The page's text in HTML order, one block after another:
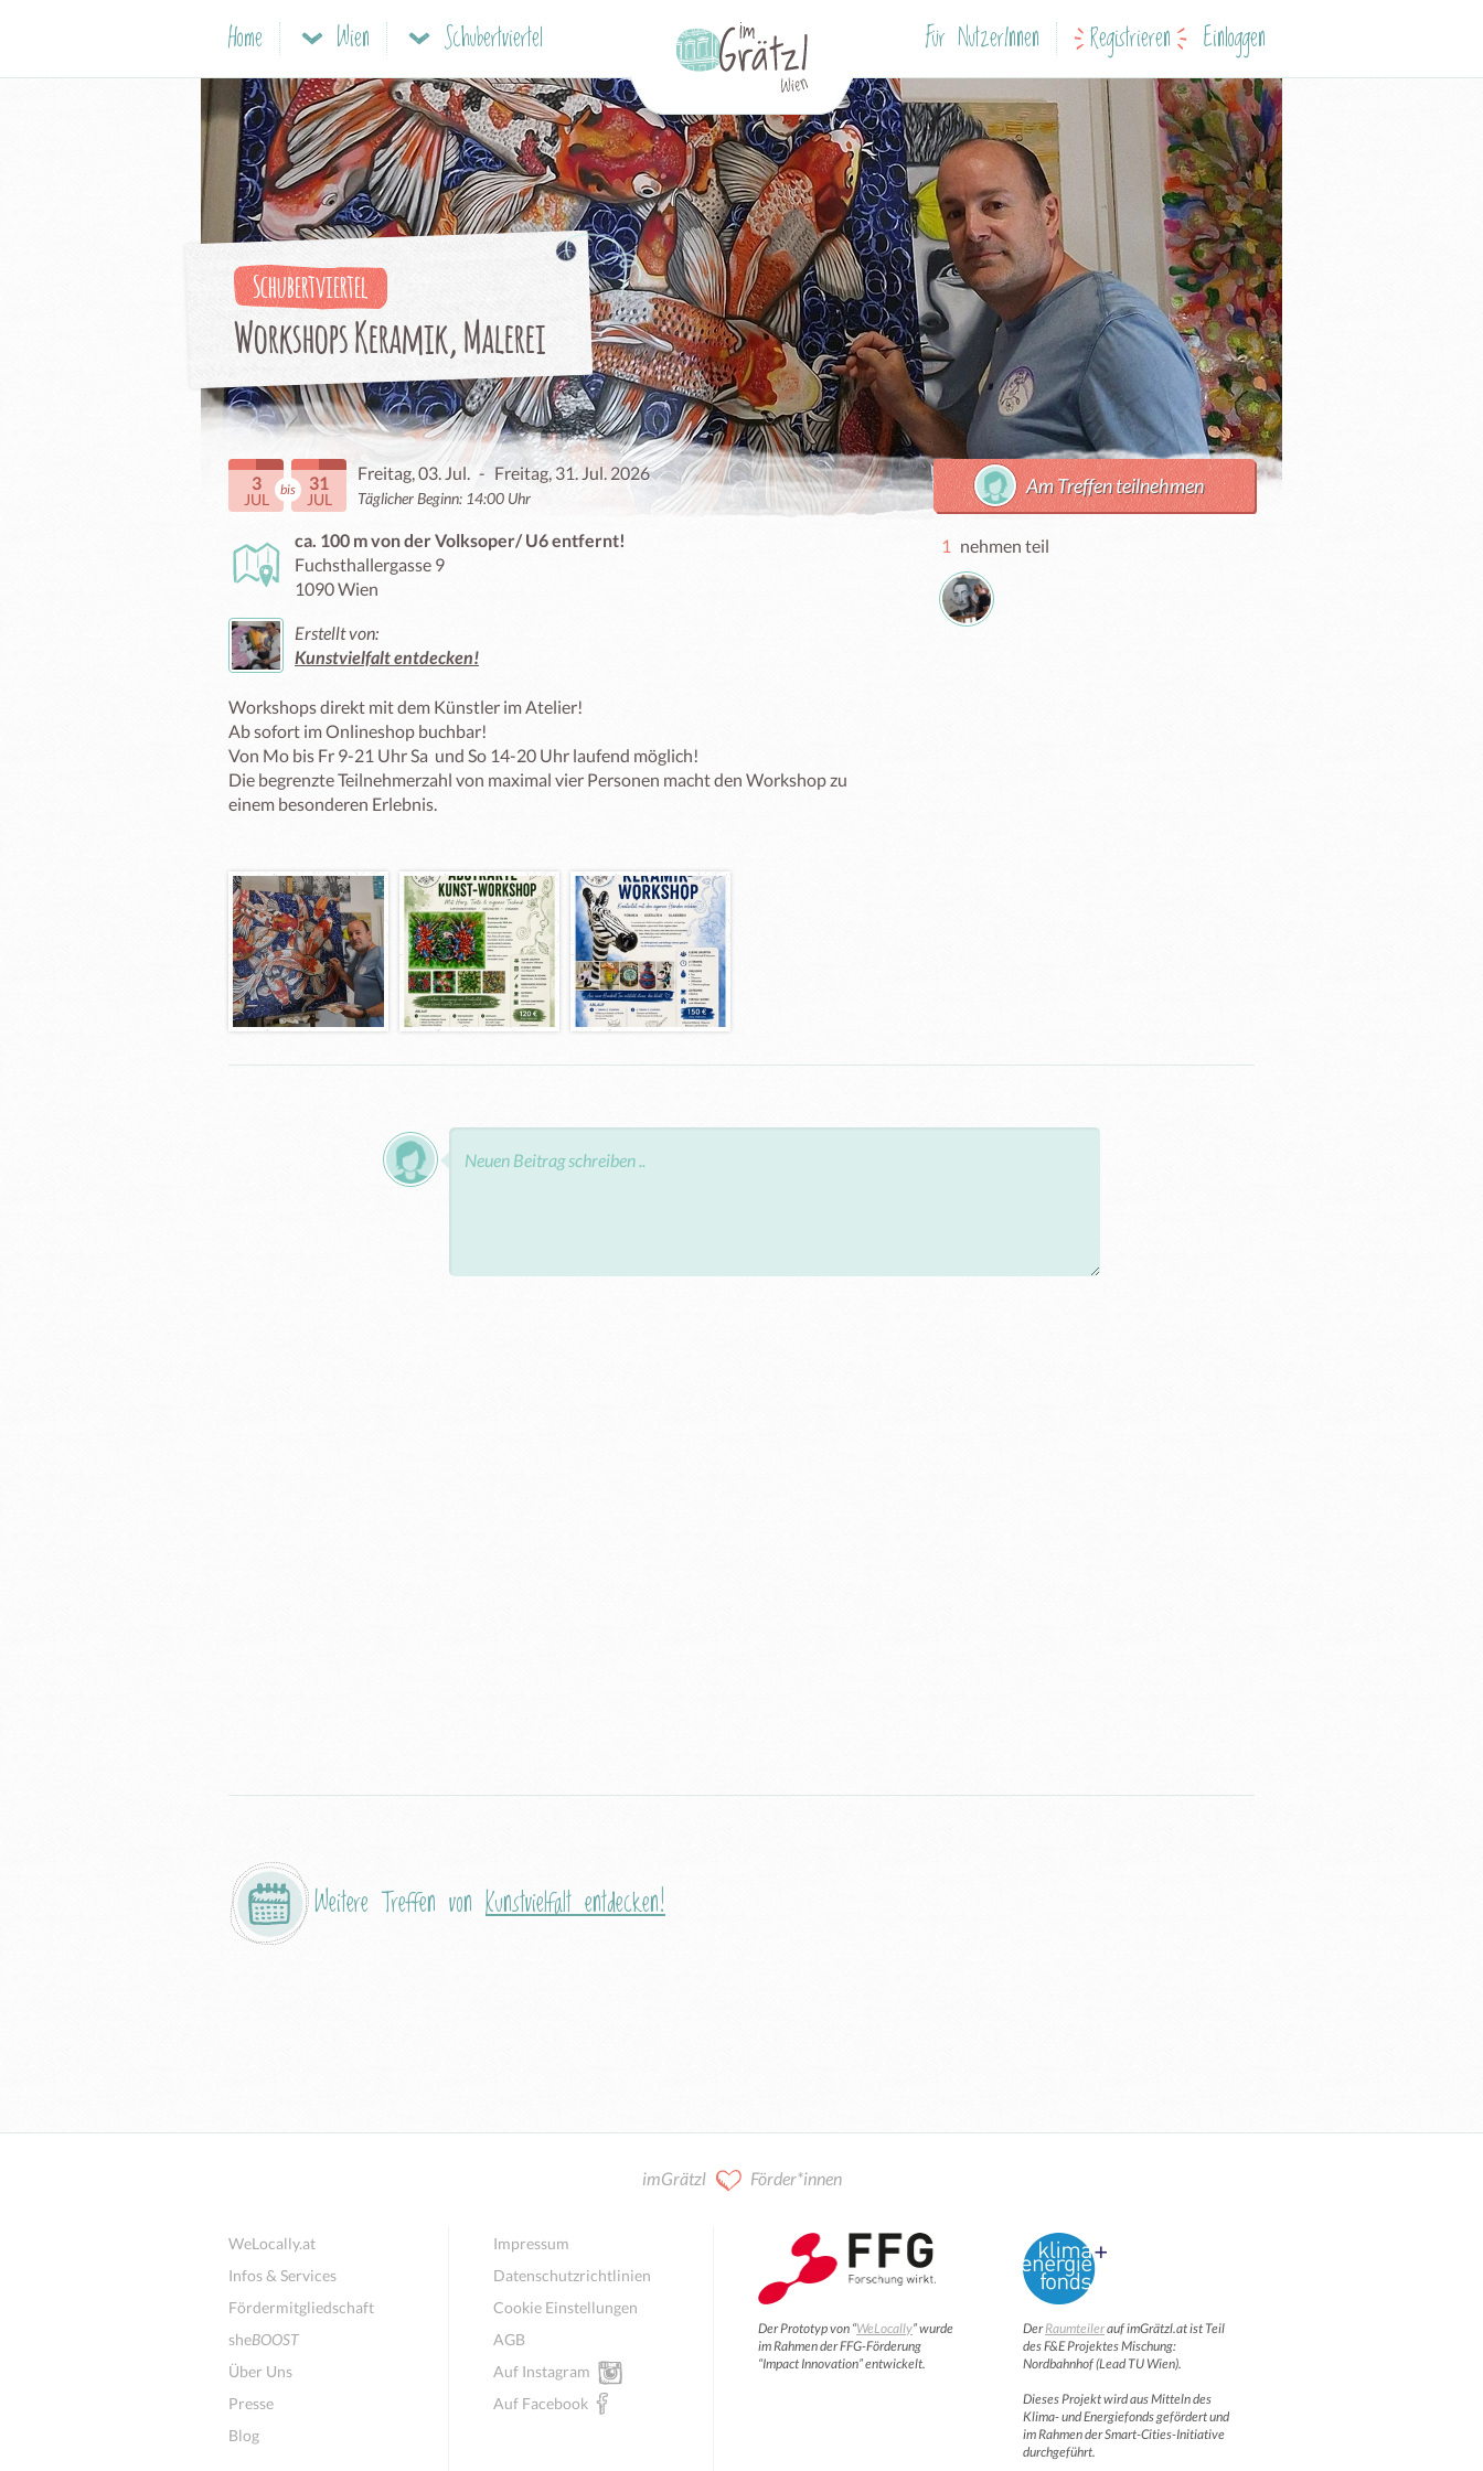
Home Wien Schubertviertel Für NutzerInnen Registrieren Einloggen
Schubertviertel
Workshops Keramik, Malerei
3
JUL
bis 31
JUL
Freitag, 03. Jul. - Freitag, 31. Jul. 2026
Täglicher Beginn: 14:00 Uhr
ca. 100 m von der Volksoper/ U6 entfernt!
Fuchsthallergasse 9
1090 Wien
Erstellt von:
Kunstvielfalt entdecken!
Workshops direkt mit dem Künstler im Atelier!
Ab sofort im Onlineshop buchbar!
Von Mo bis Fr 9-21 Uhr Sa  und So 14-20 Uhr laufend möglich!
Die begrenzte Teilnehmerzahl von maximal vier Personen macht den Workshop zu
Am Treffen teilnehmen
1 nehmen teil
Weitere Treffen von Kunstvielfalt entdecken!
imGrätzl Förder*innen
WeLocally.at
Infos & Services
Fördermitgliedschaft
sheBOOST
Über Uns
Presse
Blog
Impressum
Datenschutzrichtlinien
Cookie Einstellungen
AGB
Auf Instagram
Auf Facebook
Der Prototyp von “WeLocally” wurde
im Rahmen der FFG-Förderung
“Impact Innovation” entwickelt.
DerRaumteilerauf imGrätzl.at ist Teil
des F&E Projektes Mischung:
Nordbahnhof (Lead TU Wien).
Dieses Projekt wird aus Mitteln des
Klima- und Energiefonds gefördert und
im Rahmen der Smart-Cities-Initiative
durchgeführt.